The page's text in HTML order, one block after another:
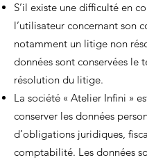
S’il existe une difficulté en
l’utilisateur concernant son
notamment un litige non
données sont conservées le
résolution du litige.
La société « Atelier Infini »
conserver les données
d’obligations juridiques,
comptabilité. Les données